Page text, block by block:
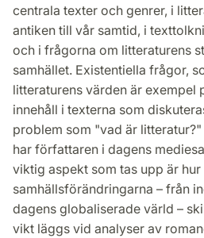
centrala texter och genrer, i
antiken till vår samtid, i
och i frågorna om litteraturens
samhället. Existentiella frågor,
litteraturens värden är exempel
innehåll i texterna som
problem som "vad är
har författaren i dagens
viktig aspekt som tas upp är hur
samhällsförändringarna – från
dagens globaliserade värld –
vikt läggs vid analyser av